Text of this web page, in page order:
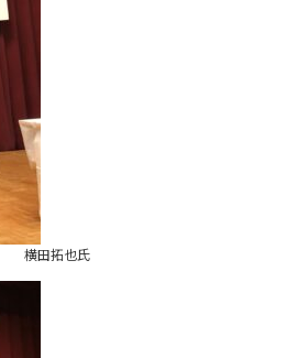
横田拓也氏